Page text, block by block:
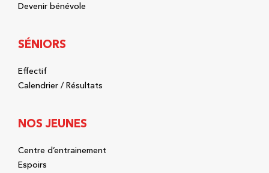
Devenir bénévole
SÉNIORS
Effectif
Calendrier / Résultats
NOS JEUNES
Centre d’entrainement
Espoirs